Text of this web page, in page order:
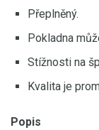
Přeplněný.
Pokladna
Stížnosti na
Kvalita je
Popis